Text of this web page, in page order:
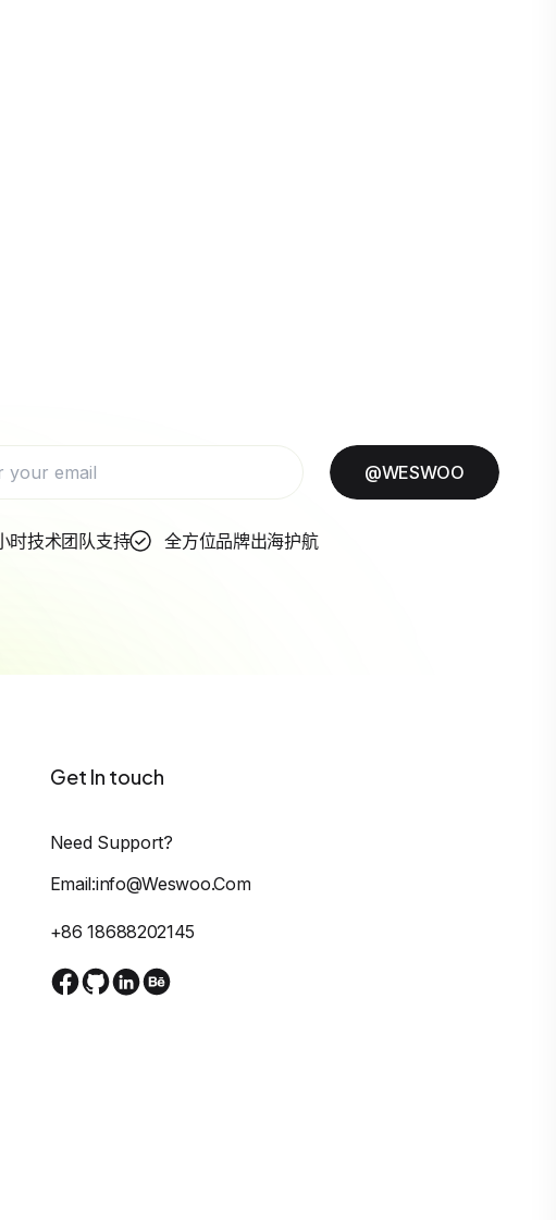
@WESWOO
时技术团队支持 全方位品牌出海护航
Get In touch
Need Support?
Email:info@weswoo.com
+86 18688202145